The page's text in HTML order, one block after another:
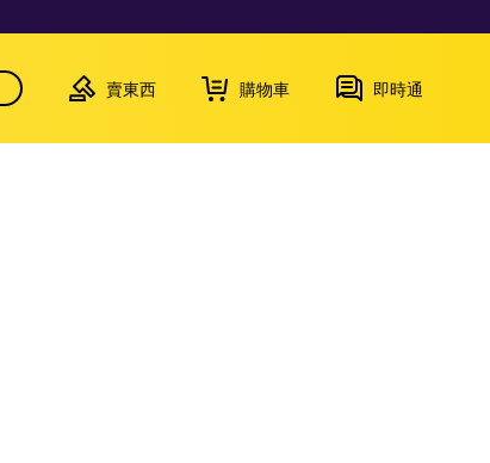
賣東西 購物車 即時通